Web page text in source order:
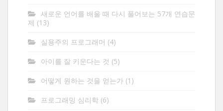
새로운 언어를 배울 때 다시 풀어보는 57개 연습문
제 (13)
실용주의 프로그래머 (4)
아이를 잘 키운다는 것 (5)
어떻게 원하는 것을 얻는가 (1)
프로그래밍 심리학 (6)